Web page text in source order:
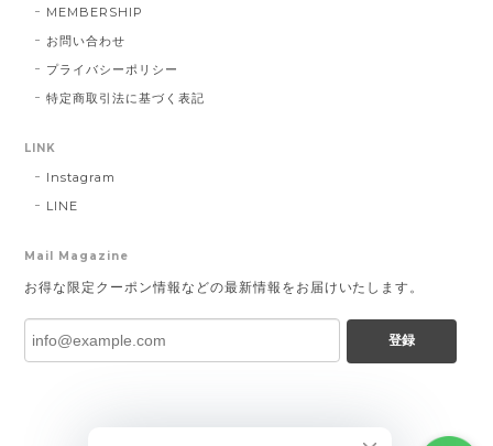
MEMBERSHIP
お問い合わせ
プライバシーポリシー
特定商取引法に基づく表記
LINK
Instagram
LINE
Mail Magazine
お得な限定クーポン情報などの最新情報をお届けいたします。
登録